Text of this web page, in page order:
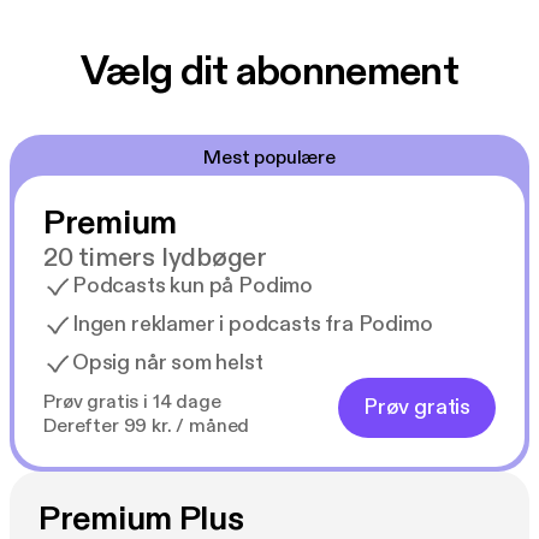
Vælg dit abonnement
Mest populære
Premium
20 timers lydbøger
Podcasts kun på Podimo
Ingen reklamer i podcasts fra Podimo
Opsig når som helst
Prøv gratis i 14 dage
Derefter 99 kr. / måned
Prøv gratis
Premium Plus